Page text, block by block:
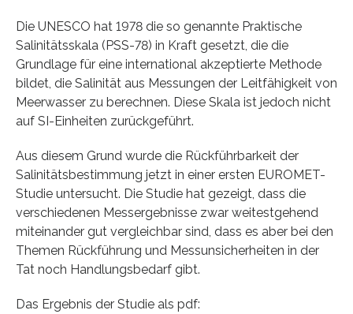
Die UNESCO hat 1978 die so genannte Praktische
Salinitätsskala (PSS-78) in Kraft gesetzt, die die
Grundlage für eine international akzeptierte Methode
bildet, die Salinität aus Messungen der Leitfähigkeit von
Meerwasser zu berechnen. Diese Skala ist jedoch nicht
auf SI-Einheiten zurückgeführt.
Aus diesem Grund wurde die Rückführbarkeit der
Salinitätsbestimmung jetzt in einer ersten EUROMET-
Studie untersucht. Die Studie hat gezeigt, dass die
verschiedenen Messergebnisse zwar weitestgehend
miteinander gut vergleichbar sind, dass es aber bei den
Themen Rückführung und Messunsicherheiten in der
Tat noch Handlungsbedarf gibt.
Das Ergebnis der Studie als pdf: